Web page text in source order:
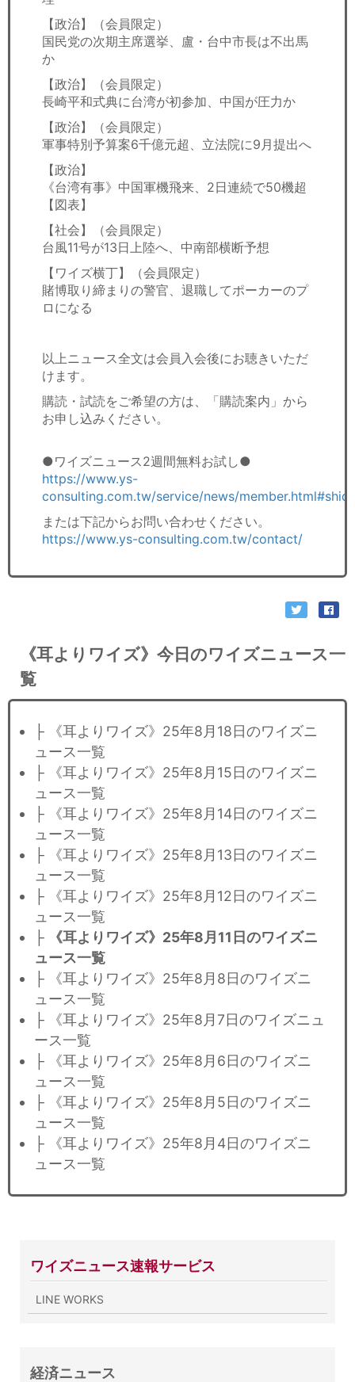
【政治】（会員限定）
国民党の次期主席選挙、盧・台中市長は不出馬
か
【政治】（会員限定）
長崎平和式典に台湾が初参加、中国が圧力か
【政治】（会員限定）
軍事特別予算案6千億元超、立法院に9月提出へ
【政治】
《台湾有事》中国軍機飛来、2日連続で50機超
【図表】
【社会】（会員限定）
台風11号が13日上陸へ、中南部横断予想
【ワイズ横丁】（会員限定）
賭博取り締まりの警官、退職してポーカーのプ
ロになる
以上ニュース全文は会員入会後にお聴きいただ
けます。
購読・試読をご希望の方は、「購読案内」から
お申し込みください。
●ワイズニュース2週間無料お試し●
https://www.ys-
consulting.com.tw/service/news/
または下記からお問い合わせください。
https://www.ys-consulting.com.tw/contact/
《耳よりワイズ》今日のワイズニュース一
覧
├ 《耳よりワイズ》25年8月18日のワイズニ
ュース一覧
├ 《耳よりワイズ》25年8月15日のワイズニ
ュース一覧
├ 《耳よりワイズ》25年8月14日のワイズニ
ュース一覧
├ 《耳よりワイズ》25年8月13日のワイズニ
ュース一覧
├ 《耳よりワイズ》25年8月12日のワイズニ
ュース一覧
├
《耳よりワイズ》25年8月11日のワイズニ
ュース一覧
├ 《耳よりワイズ》25年8月8日のワイズニ
ュース一覧
├ 《耳よりワイズ》25年8月7日のワイズニュ
ース一覧
├ 《耳よりワイズ》25年8月6日のワイズニ
ュース一覧
├ 《耳よりワイズ》25年8月5日のワイズニ
ュース一覧
├ 《耳よりワイズ》25年8月4日のワイズニ
ュース一覧
ワイズニュース速報サービス
LINE WORKS
経済ニュース